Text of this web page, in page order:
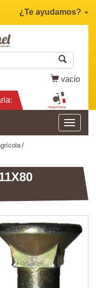
¿Te ayudamos?
vacío